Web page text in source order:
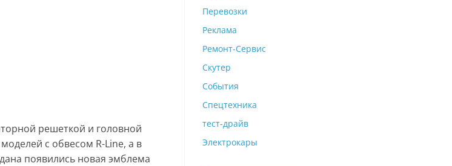
решеткой и головной
с обвесом R-Line, а в
появились новая эмблема
Перевозки
Реклама
Ремонт-Сервис
Скутер
События
Спецтехника
тест-драйв
Электрокары